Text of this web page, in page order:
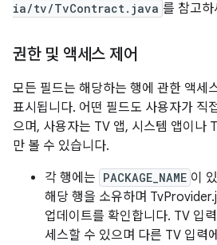
ia/tv/TvContract.java 를 참고하
권한 및 액세스 제어
모든 필드는 해당하는 행에 관한 액세
표시됩니다. 어떤 필드도 사용자가 직
으며, 사용자는 TV 앱, 시스템 앱이나
만 볼 수 있습니다.
각 행에는 PACKAGE_NAME 이
해당 행을 소유하며
업데이트를 확인합니다. TV 입
세스할 수 있으며 다른 TV 입력